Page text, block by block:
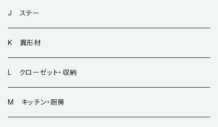
J ステー
K 異形材
L クローゼット・収納
M キッチン・厨房